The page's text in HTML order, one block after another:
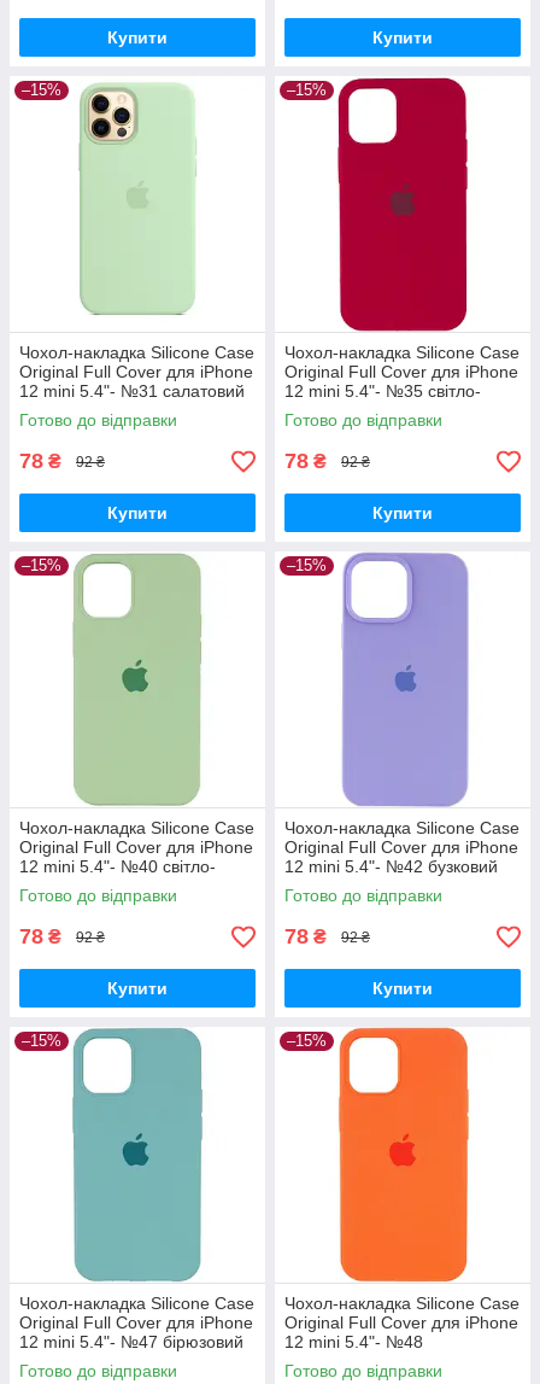
Купити Купити
–15%
Чохол-накладка Silicone Case
Original Full Cover для iPhone
12 mini 5.4"- №31 салатовий
Готово до відправки
78 ₴ 92 ₴
Купити
–15%
Чохол-накладка Silicone Case
Original Full Cover для iPhone
12 mini 5.4"- №35 світло-
бордовий
Готово до відправки
78 ₴ 92 ₴
Купити
–15%
Чохол-накладка Silicone Case
Original Full Cover для iPhone
12 mini 5.4"- №40 світло-
салатовий
Готово до відправки
78 ₴ 92 ₴
Купити
–15%
Чохол-накладка Silicone Case
Original Full Cover для iPhone
12 mini 5.4"- №42 бузковий
Готово до відправки
78 ₴ 92 ₴
Купити
–15%
Чохол-накладка Silicone Case
Original Full Cover для iPhone
12 mini 5.4"- №47 бірюзовий
Готово до відправки
–15%
Чохол-накладка Silicone Case
Original Full Cover для iPhone
12 mini 5.4"- №48
помаранчевий
Готово до відправки